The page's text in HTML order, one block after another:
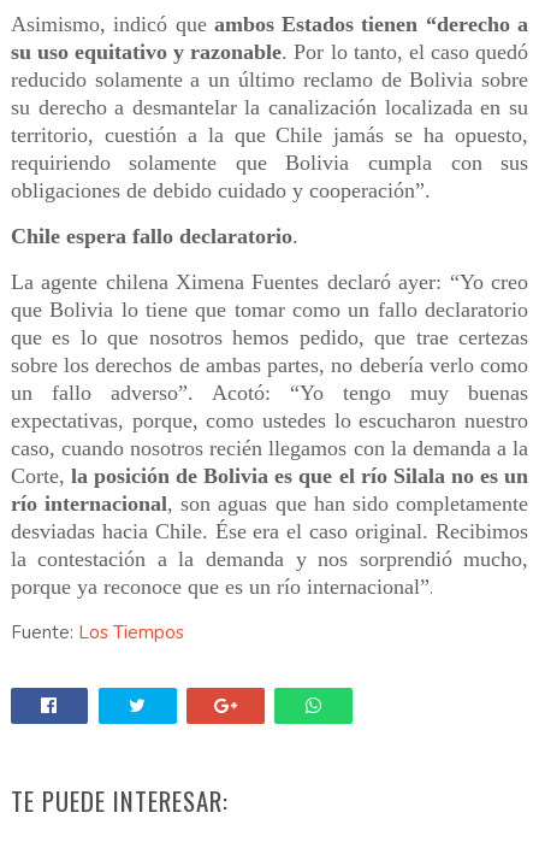
Asimismo, indicó que ambos Estados tienen “derecho a
su uso equitativo y razonable. Por lo tanto, el caso quedó
reducido solamente a un último reclamo de Bolivia sobre
su derecho a desmantelar la canalización localizada en su
territorio, cuestión a la que Chile jamás se ha opuesto,
requiriendo solamente que Bolivia cumpla con sus
obligaciones de debido cuidado y cooperación”.
Chile espera fallo declaratorio.
La agente chilena Ximena Fuentes declaró ayer: “Yo creo
que Bolivia lo tiene que tomar como un fallo declaratorio
que es lo que nosotros hemos pedido, que trae certezas
sobre los derechos de ambas partes, no debería verlo como
un fallo adverso”. Acotó: “Yo tengo muy buenas
expectativas, porque, como ustedes lo escucharon nuestro
caso, cuando nosotros recién llegamos con la demanda a la
Corte,la posición de Bolivia es que el río Silala no es un
río internacional, son aguas que han sido completamente
desviadas hacia Chile. Ése era el caso original. Recibimos
la contestación a la demanda y nos sorprendió mucho,
porque ya reconoce que es un río internacional”.
Fuente: Los Tiempos
TE PUEDE INTERESAR: